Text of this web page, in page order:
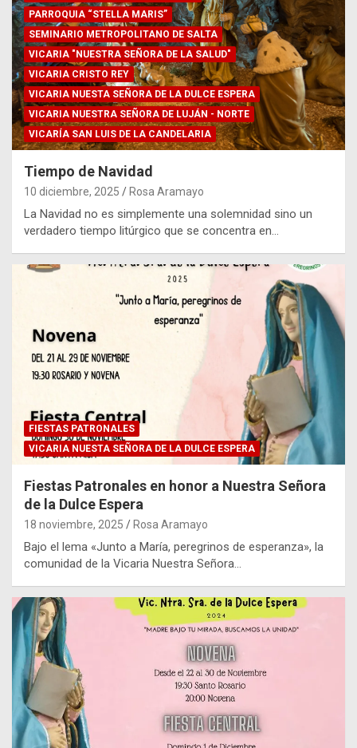
PARROQUIA “STELLA MARIS”
SEMINARIO METROPOLITANO DE SALTA
VICARIA "NUESTRA SEÑORA DE LA SALUD"
VICARIA CRISTO REY
VICARIA NUESTA SEÑORA DE LA DULCE ESPERA
VICARIA NUESTRA SEÑORA DE LUJÁN - NORTE
VICARÍA SAN LUIS DE LA CANDELARIA
Tiempo de Navidad
10 diciembre, 2025 Rosa Aramayo
La Navidad no es simplemente una solemnidad sino un
verdadero tiempo litúrgico que se concentra en…
FIESTAS PATRONALES
VICARIA NUESTA SEÑORA DE LA DULCE ESPERA
Fiestas Patronales en honor a Nuestra Señora
de la Dulce Espera
18 noviembre, 2025 Rosa Aramayo
Bajo el lema «Junto a María, peregrinos de esperanza», la
comunidad de la Vicaria Nuestra Señora…